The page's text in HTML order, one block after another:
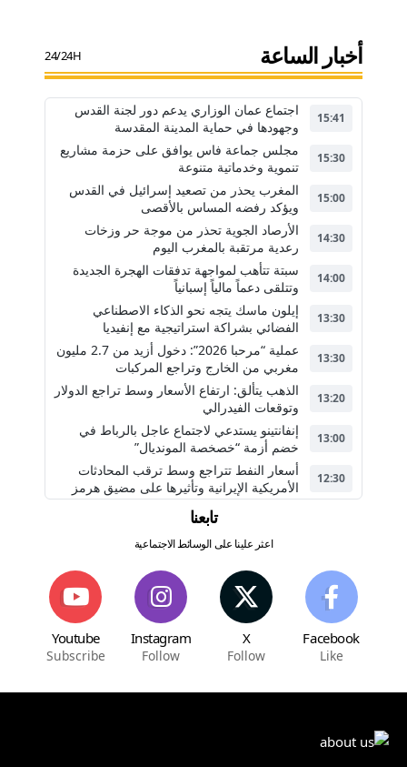
أخبار الساعة 24/24H
15:41
اجتماع عمان الوزاري يدعم دور لجنة القدس
وجهودها في حماية المدينة المقدسة
15:30
مجلس جماعة فاس يوافق على حزمة مشاريع
تنموية وخدماتية متنوعة
15:00
المغرب يحذر من تصعيد إسرائيل في القدس
ويؤكد رفضه المساس بالأقصى
14:30
الأرصاد الجوية تحذر من موجة حر وزخات
رعدية مرتقبة بالمغرب اليوم
14:00
سبتة تتأهب لمواجهة تدفقات الهجرة الجديدة
وتتلقى دعماً مالياً إسبانياً
13:30
إيلون ماسك يتجه نحو الذكاء الاصطناعي
الفضائي بشراكة استراتيجية مع إنفيديا
13:30
عملية “مرحبا 2026”: دخول أزيد من 2.7 مليون
مغربي من الخارج وتراجع المركبات
13:20
الذهب يتألق: ارتفاع الأسعار وسط تراجع الدولار
وتوقعات الفيدرالي
13:00
إنفانتينو يستدعي لاجتماع عاجل بالرباط في
خضم أزمة “خصخصة المونديال”
12:30
أسعار النفط تتراجع وسط ترقب المحادثات
الأمريكية الإيرانية وتأثيرها على مضيق هرمز
تابعنا
اعثر علينا على الوسائط الاجتماعية
Facebook
Like
X
Follow
Instagram
Follow
Youtube
Subscribe